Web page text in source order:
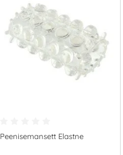
Peenisemansett Elastne